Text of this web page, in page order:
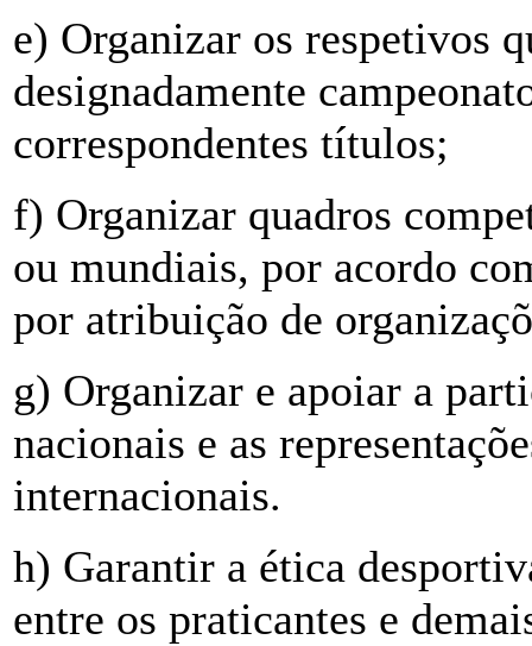
e) Organizar os respetivos
designadamente
correspondentes títulos;
f) Organizar quadros
ou mundiais, por acordo
por atribuição de
g) Organizar e apoiar a
nacionais e as
internacionais.
h) Garantir a ética
entre os praticantes e